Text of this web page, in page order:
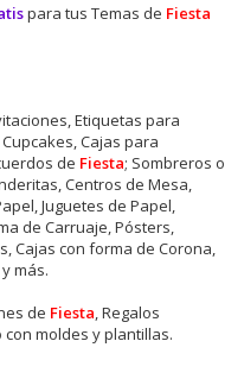
para tus Temas de Fiesta
Etiquetas para
Cajas para
de Fiesta; Sombreros o
Centros de Mesa,
Juguetes de Papel,
de Carruaje, Pósters,
Cajas con forma de Corona,
más.
de Fiesta , Regalos
moldes y plantillas.